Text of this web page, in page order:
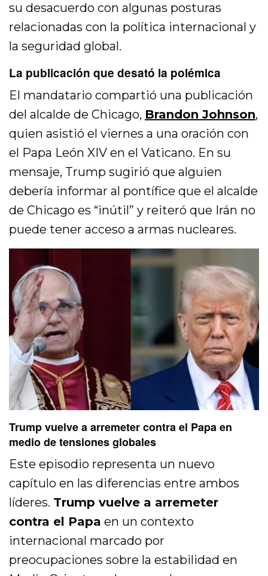
su desacuerdo con algunas posturas
relacionadas con la política internacional y
la seguridad global.
La publicación que desató la polémica
El mandatario compartió una publicación
del alcalde de Chicago, Brandon Johnson,
quien asistió el viernes a una oración con
el Papa León XIV en el Vaticano. En su
mensaje, Trump sugirió que alguien
debería informar al pontífice que el alcalde
de Chicago es “inútil” y reiteró que Irán no
puede tener acceso a armas nucleares.
Trump vuelve a arremeter contra el Papa en
medio de tensiones globales
Este episodio representa un nuevo
capítulo en las diferencias entre ambos
líderes. Trump vuelve a arremeter
contra el Papa en un contexto
internacional marcado por
preocupaciones sobre la estabilidad en